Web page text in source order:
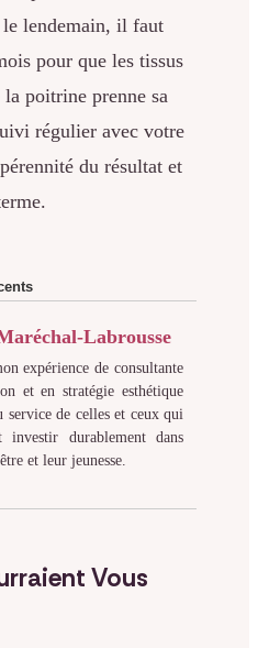
le lendemain, il faut
pour que les tissus
la poitrine prenne sa
régulier avec votre
du résultat et
Labrousse
expérience de consultante
et en stratégie esthétique
service de celles et ceux qui
investir durablement dans
et leur jeunesse.
Vous